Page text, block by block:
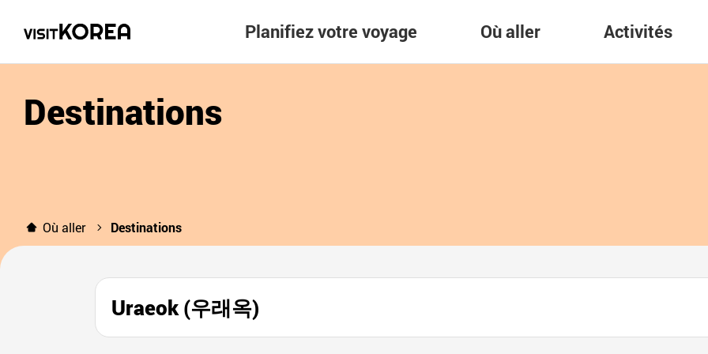
Planifiez votre voyage Où aller Activités
Destinations
Où aller Destinations
Uraeok (우래옥)